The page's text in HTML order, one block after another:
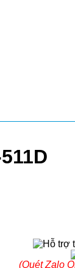
(Quét Zalo